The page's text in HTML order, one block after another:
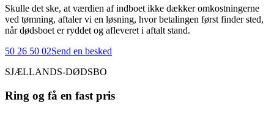
Skulle det ske, at værdien af indboet ikke dækker omkostningerne
ved tømning, aftaler vi en løsning, hvor betalingen først finder sted,
når dødsboet er ryddet og afleveret i aftalt stand.
50 26 50 02Send en besked
SJÆLLANDS-DØDSBO
Ring og få en fast pris